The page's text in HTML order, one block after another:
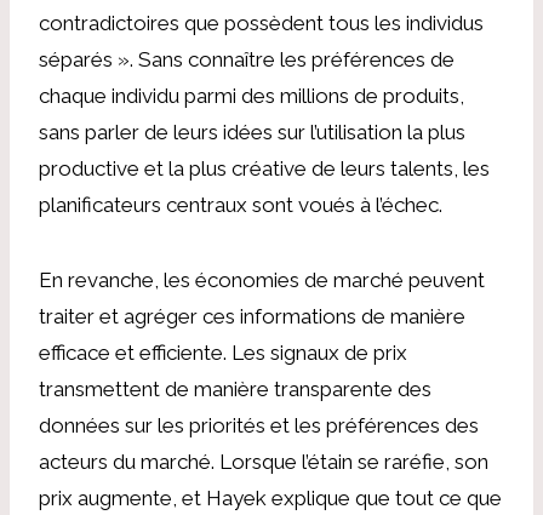
contradictoires que possèdent tous les individus
séparés ». Sans connaître les préférences de
chaque individu parmi des millions de produits,
sans parler de leurs idées sur l’utilisation la plus
productive et la plus créative de leurs talents, les
planificateurs centraux sont voués à l’échec.
En revanche, les économies de marché peuvent
traiter et agréger ces informations de manière
efficace et efficiente. Les signaux de prix
transmettent de manière transparente des
données sur les priorités et les préférences des
acteurs du marché. Lorsque l’étain se raréfie, son
prix augmente, et Hayek explique que tout ce que